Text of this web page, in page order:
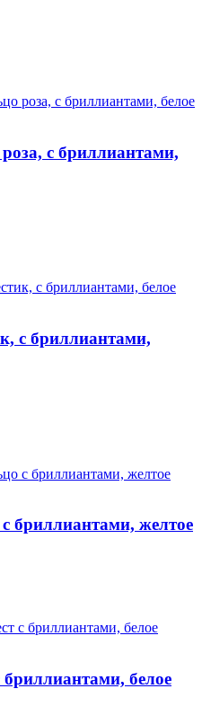
с бриллиантами,
с бриллиантами,
бриллиантами, желтое
бриллиантами, белое